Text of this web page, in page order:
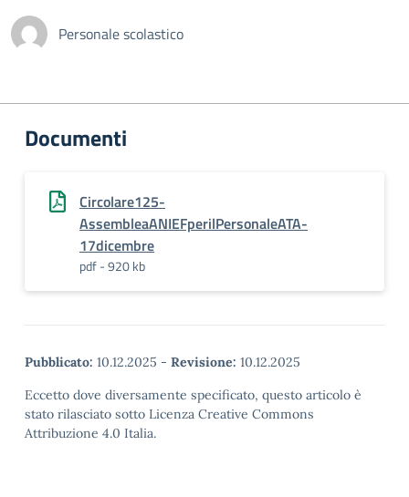
Personale scolastico
Documenti
Circolare125-
AssembleaANIEFperilPersonaleATA-
17dicembre
pdf - 920 kb
Pubblicato: 10.12.2025 - Revisione: 10.12.2025
Eccetto dove diversamente specificato, questo articolo è
stato rilasciato sotto Licenza Creative Commons
Attribuzione 4.0 Italia.